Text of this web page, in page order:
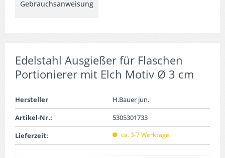
Gebrauchsanweisung
Edelstahl Ausgießer für Flaschen
Portionierer mit Elch Motiv Ø 3 cm
Hersteller
H.Bauer jun.
Artikel-Nr.:
5305301733
Lieferzeit:
ca. 3-7 Werktage